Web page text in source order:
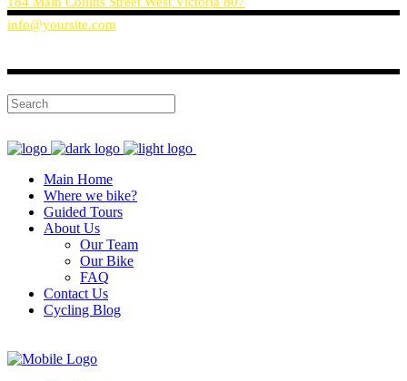
info@yoursite.com
Main Home
Where we bike?
Guided Tours
About Us
Our Team
Our Bike
FAQ
Contact Us
Cycling Blog